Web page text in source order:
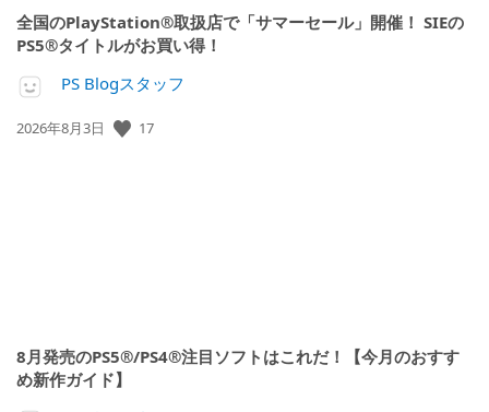
全国のPlayStation®取扱店で「サマーセール」開催！ SIEの
PS5®タイトルがお買い得！
PS Blogスタッフ
公
2026年8月3日 17
8月発売のPS5®/PS4®注目ソフトはこれだ！【今月のおすす
め新作ガイド】